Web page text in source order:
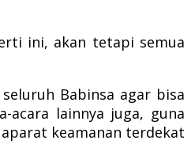
ini, akan tetapi semua
Babinsa agar bisa
lainnya juga, guna
keamanan terdekat